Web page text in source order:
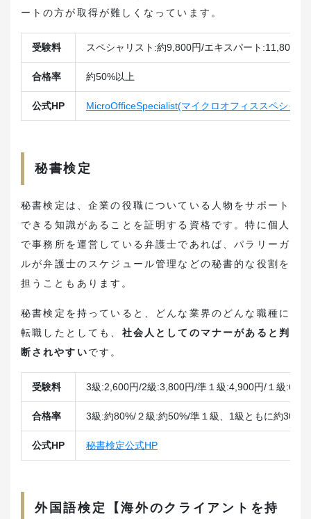
ートの方が取得が難しくなっています。
受験料 スペシャリスト:約9,800円/エキスパート:11,800円
合格率 約50%以上
公式HP MicroOfficeSpecialist(マイクロオフィススペシャリ
秘書検定
秘書検定は、企業の役職についている人物をサポート
できる知識があることを証明する資格です。特に個人
で事務所を運営している弁護士であれば、パラリーガ
ルが弁護士のスケジュール管理などの秘書的な役割を
担うこともあります。
秘書検定を持っていると、どんな業界のどんな職種に
転職したとしても、 社会人としてのマナーがあると判
断されやすいです。
受験料 3級:2,600円/2級:3,800円/準１級:4,900円/１級
合格率 3級:約80%/２級:約50%/準１級、1級ともに約30%
公式HP 秘書検定公式HP
外国語検定【海外のクライアントを持